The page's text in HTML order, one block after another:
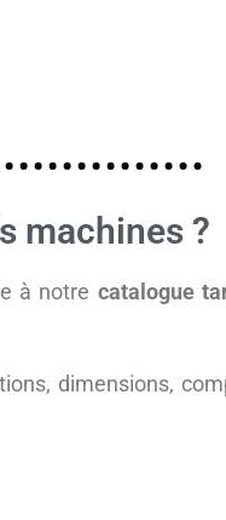
machines ?
à notre catalogue
dimensions,